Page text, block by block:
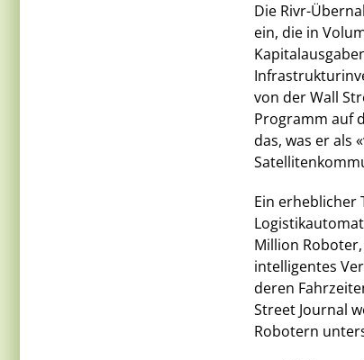
Die Rivr-
ein, die in
von der Wall
Programm auf
das, was er als
Ein erheblicher
Million
intelligentes
deren
Street Journal
Robotern